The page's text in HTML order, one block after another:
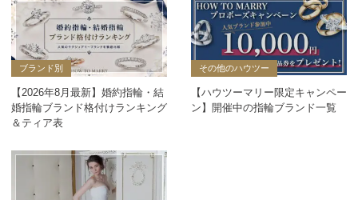
ブランド別
【2026年8月最新】婚約指輪・結
婚指輪ブランド格付けランキング
＆ティア表
その他のハウツー
【ハウツーマリー限定キャンペー
ン】開催中の指輪ブランド一覧